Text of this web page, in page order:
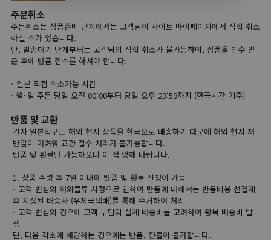
주문취소
주문취소는 상품준비 단계에서는 고객님이 사이트 마이페이지에서 직접 취소
하실 수가 있습니다.
단, 발송대기 단계부터는 고객님의 직접 취소가 불가능하며, 상품을 인수 받
은 후에 반품 접수를 하셔야 합니다.
- 일본 직접 취소가능 시간
· 월~일 주문 당일 오전 00:00부터 당일 오후 23:59까지 (한국시간 기준)
반품 및 교환
긴자 일본직구는 해외 현지 상품을 한국으로 배송하기 때문에 해외 현지 재
반입이 어려워 교환 접수 처리가 불가능합니다.
반품 및 환불만 가능하오니 이 점 양해 바랍니다.
1. 상품 수령 후 7일 이내에 반품 및 환불 신청이 가능
- 고객 변심의 해외물류 사정으로 인하여 반품에 대해서는 반품비용 선결제
후 지정된 배송사 (우체국택배)를 통해 수거하여 처리
- 고객 변심의 경우에 고객 부담의 실제 배송비를 고려하여 왕복 배송비 발
생
단, 다음 각호에 해당하는 경우에는 반품, 환불이 불가합니다.